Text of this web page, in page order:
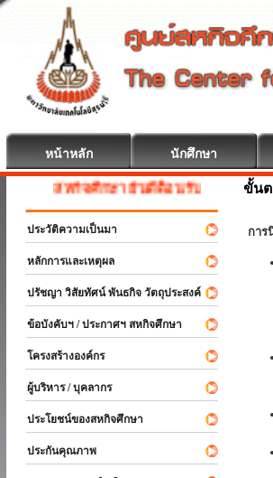
หน้าหลัก นักศึกษา
สหกิจศึกษา ยินดีต้อนรับ
ประวัติความเป็นมา
หลักการและเหตุผล
ปรัชญา วิสัยทัศน์ พันธกิจ วัตถุประสงค์
ข้อบังคับฯ / ประกาศฯ สหกิจศึกษา
โครงสร้างองค์กร
ผู้บริหาร / บุคลากร
ประโยชน์ของสหกิจศึกษา
ประกันคุณภาพ
ขั้นต
การ